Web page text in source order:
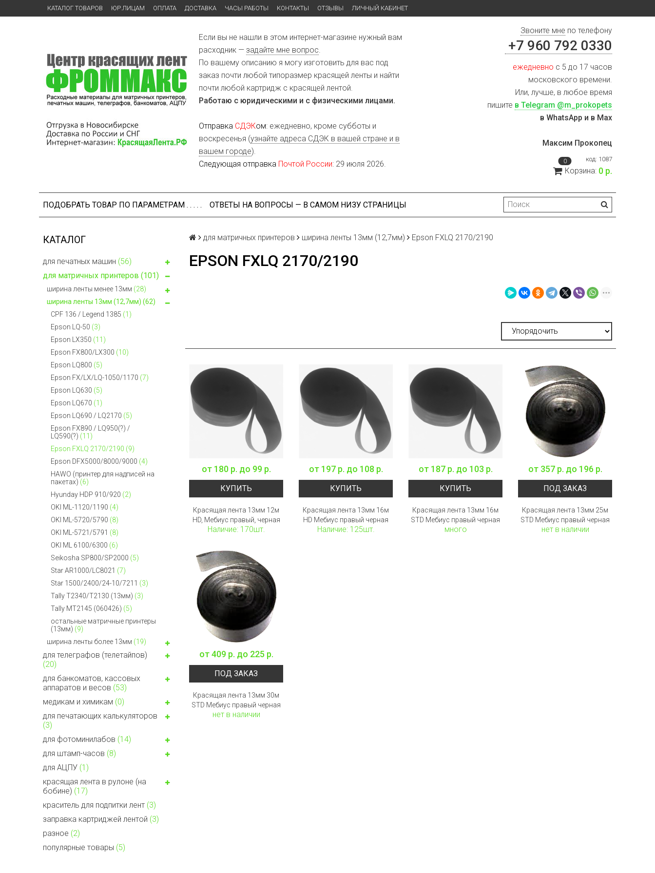
КАТАЛОГ ТОВАРОВ ЮР.ЛИЦАМ ОПЛАТА ДОСТАВКА ЧАСЫ РАБОТЫ КОНТАКТЫ ОТЗЫВЫ ЛИЧНЫЙ КАБИНЕТ
Если вы не нашли в этом интернет-магазине нужный вам
расходник — задайте мне вопрос
По вашему описанию я могу изготовить для вас под
заказ почти любой типоразмер красящей ленты и найти
почти любой картридж с красящей лентой.
Работаю с юридическими и с физическими лицами.
Отправка СДЭКом: ежедневно, кроме субботы и
воскресенья (узнайте адреса СДЭК в вашей стране и в
вашем городе).
Следующая отправка Почтой России: 29 июля 2026.
Звоните мне по телефону
+7 960 792 0330
ежедневно с 5 до 17 часов
московского времени.
Или, лучше, в любое время
пишите в Telegram @m_prokopets
в WhatsApp и в Max
Максим Прокопец
код: 1087
0
Корзина: 0 р.
ПОДОБРАТЬ ТОВАР ПО ПАРАМЕТРАМ . . . . . ОТВЕТЫ НА ВОПРОСЫ — В САМОМ НИЗУ СТРАНИЦЫ
КАТАЛОГ
для печатных машин (56)
для матричных принтеров (101)
ширина ленты менее 13мм (28)
ширина ленты 13мм (12,7мм) (62)
CPF 136 / Legend 1385 (1)
Epson LQ-50 (3)
Epson LX350 (11)
Epson FX800/LX300 (10)
Epson LQ800 (5)
Epson FX/LX/LQ-1050/1170 (7)
Epson LQ630 (5)
Epson LQ670 (1)
Epson LQ690 / LQ2170 (5)
Epson FX890 / LQ950(?) /
LQ590(?) (11)
Epson FXLQ 2170/2190 (9)
Epson DFX5000/8000/9000 (4)
HAWO (принтер для надписей на
пакетах) (6)
Hyunday HDP 910/920 (2)
OKI ML-1120/1190 (4)
OKI ML-5720/5790 (8)
OKI ML-5721/5791 (8)
OKI ML 6100/6300 (6)
Seikosha SP800/SP2000 (5)
Star AR1000/LC8021 (7)
Star 1500/2400/24-10/7211 (3)
Tally T2340/T2130 (13мм) (3)
Tally MT2145 (060426) (5)
остальные матричные принтеры
(13мм) (9)
ширина ленты более 13мм (19)
для телеграфов (телетайпов)
(20)
для банкоматов, кассовых
аппаратов и весов (53)
медикам и химикам (0)
для печатающих калькуляторов
(3)
для фотоминилабов (14)
для штамп-часов (8)
для АЦПУ (1)
красящая лента в рулоне (на
бобине) (17)
краситель для подпитки лент (3)
заправка картриджей лентой (3)
разное (2)
популярные товары (5)
для матричных принтеров ширина ленты 13мм (12,7мм) Epson FXLQ 2170/2190
EPSON FXLQ 2170/2190
от 180 р. до 99 р.
КУПИТЬ
Красящая лента 13мм 12м
HD, Мебиус правый, черная
Наличие: 170шт.
от 197 р. до 108 р.
КУПИТЬ
Красящая лента 13мм 16м
HD Мебиус правый черная
Наличие: 125шт.
от 187 р. до 103 р.
КУПИТЬ
Красящая лента 13мм 16м
STD Мебиус правый черная
много
от 357 р. до 196 р.
ПОД ЗАКАЗ
Красящая лента 13мм 25м
STD Мебиус правый черная
нет в наличии
от409 р. до 225 р.
ПОД ЗАКАЗ
Красящая лента 13мм 30м
STD Мебиус правый черная
нет в наличии